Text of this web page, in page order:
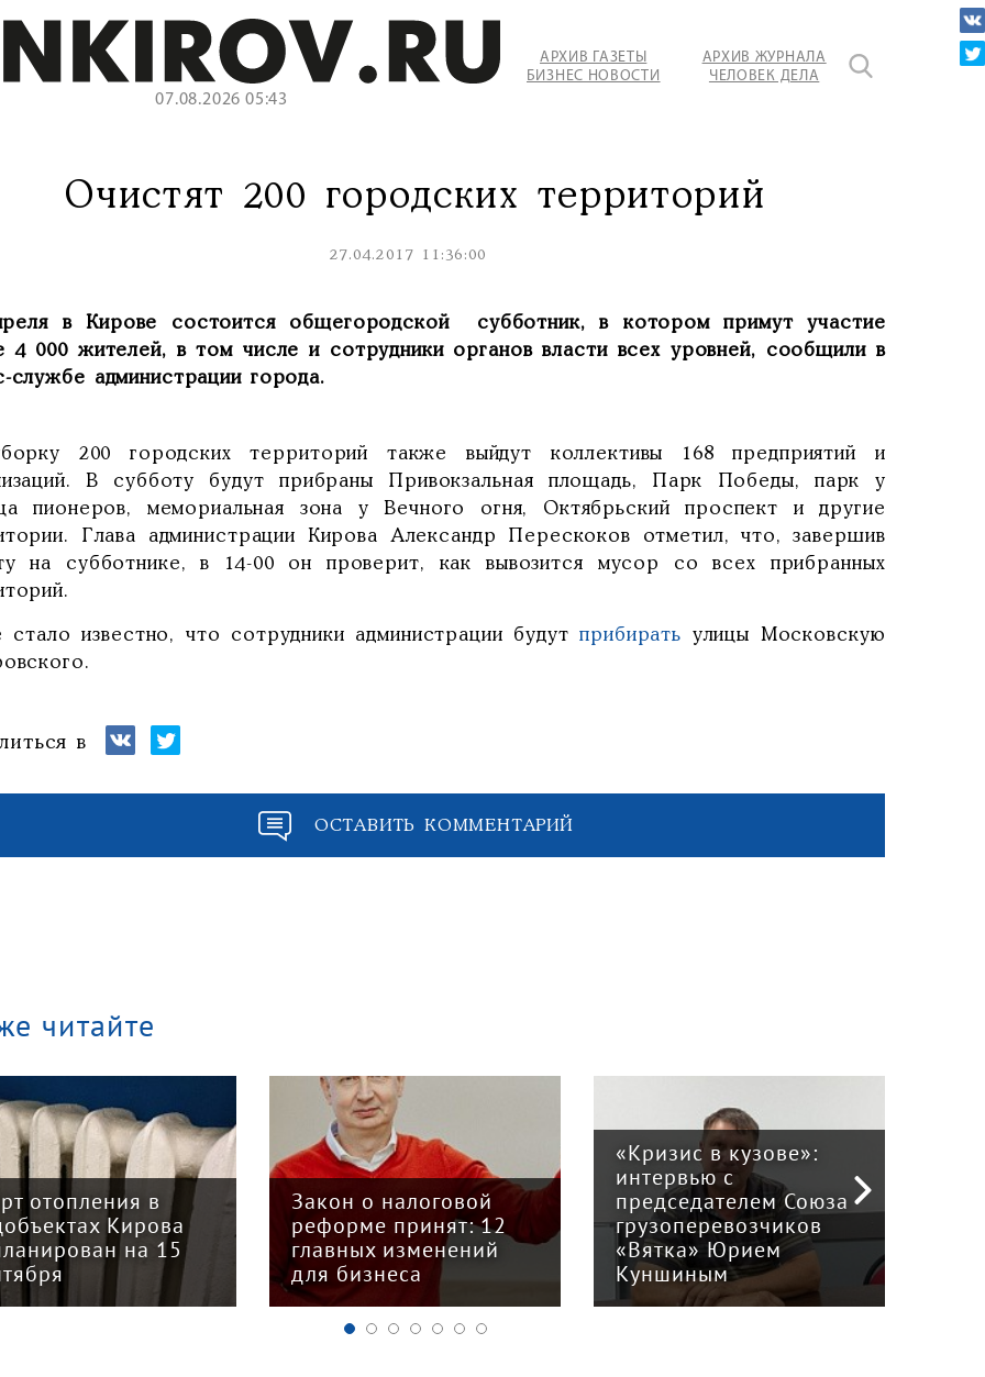
07.08.2026 05:43
АРХИВ ГАЗЕТЫ
БИЗНЕС НОВОСТИ
АРХИВ ЖУРНАЛА
ЧЕЛОВЕК ДЕЛА
Очистят 200 городских территорий
27.04.2017 11:36:00
в Кирове состоится общегородской субботник, в котором примут участие
4 000 жителей, в том числе и сотрудники органов власти всех уровней, сообщили в
службе администрации города.
200 городских территорий также выйдут коллективы 168 предприятий и
В субботу будут прибраны Привокзальная площадь, Парк Победы, парк у
пионеров, мемориальная зона у Вечного огня, Октябрьский проспект и другие
Глава администрации Кирова Александр Перескоков отметил, что, завершив
на субботнике, в 14-00 он проверит, как вывозится мусор со всех прибранных
стало известно, что сотрудники администрации будутприбирать улицы Московскую
в
ОСТАВИТЬ КОММЕНТАРИЙ
читайте
отопления в
Кирова
на 15
Закон о налоговой
реформе принят: 12
главных изменений
для бизнеса
«Кризис в кузове»:
интервью с
председателем Союза
грузоперевозчиков
«Вятка» Юрием
Куншиным